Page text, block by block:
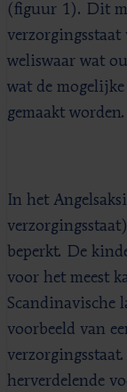
(figuur 1). Dit
weliswaar wat
wat de
gemaakt worden.
In het
beperkt. De
voor het meest
Scandinavische
voorbeeld van
herverdelende